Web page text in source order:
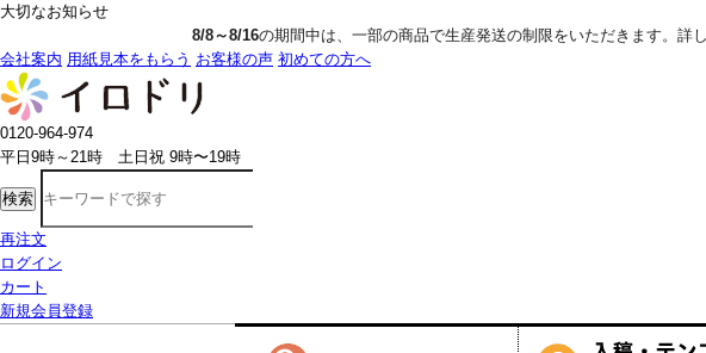
大切なお知らせ
の期間中は、一部の商品で生産発送の制限をいただきます。詳しくはこちらをご覧ください
会社案内 用紙見本をもらう お客様の声 初めての方へ
0120-964-974
平日9時～21時 土日祝 9時〜19時
検索
再注文
ログイン
カート
新規会員登録